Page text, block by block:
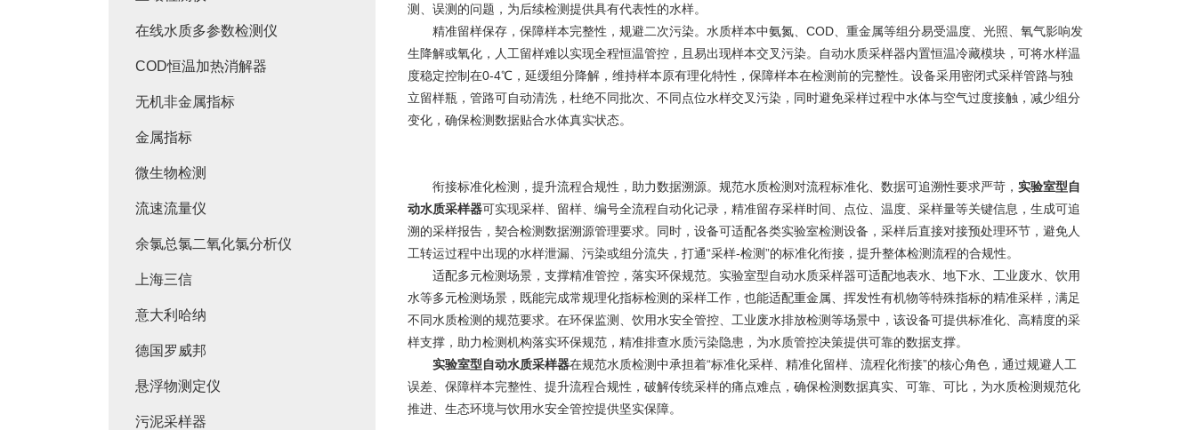
测、误测的问题，为后续检测提供具有代表性的水样。
精准留样保存，保障样本完整性，规避二次污染。水质样本中氨氮、COD、重金属等组分易受温度、光照、氧气影响发
生降解或氧化，人工留样难以实现全程恒温管控，且易出现样本交叉污染。自动水质采样器内置恒温冷藏模块，可将水样温
度稳定控制在0-4℃，延缓组分降解，维持样本原有理化特性，保障样本在检测前的完整性。设备采用密闭式采样管路与独
立留样瓶，管路可自动清洗，杜绝不同批次、不同点位水样交叉污染，同时避免采样过程中水体与空气过度接触，减少组分
变化，确保检测数据贴合水体真实状态。
衔接标准化检测，提升流程合规性，助力数据溯源。规范水质检测对流程标准化、数据可追溯性要求严苛， 实验室型自
动水质采样器可实现采样、留样、编号全流程自动化记录，精准留存采样时间、点位、温度、采样量等关键信息，生成可追
溯的采样报告，契合检测数据溯源管理要求。同时，设备可适配各类实验室检测设备，采样后直接对接预处理环节，避免人
工转运过程中出现的水样泄漏、污染或组分流失，打通“采样-检测”的标准化衔接，提升整体检测流程的合规性。
适配多元检测场景，支撑精准管控，落实环保规范。实验室型自动水质采样器可适配地表水、地下水、工业废水、饮用
水等多元检测场景，既能完成常规理化指标检测的采样工作，也能适配重金属、挥发性有机物等特殊指标的精准采样，满足
不同水质检测的规范要求。在环保监测、饮用水安全管控、工业废水排放检测等场景中，该设备可提供标准化、高精度的采
样支撑，助力检测机构落实环保规范，精准排查水质污染隐患，为水质管控决策提供可靠的数据支撑。
实验室型自动水质采样器在规范水质检测中承担着“标准化采样、精准化留样、流程化衔接”的核心角色，通过规避人工
误差、保障样本完整性、提升流程合规性，破解传统采样的痛点难点，确保检测数据真实、可靠、可比，为水质检测规范化
推进、生态环境与饮用水安全管控提供坚实保障。
在线水质多参数检测仪
COD恒温加热消解器
无机非金属指标
金属指标
微生物检测
流速流量仪
余氯总氯二氧化氯分析仪
上海三信
意大利哈纳
德国罗威邦
悬浮物测定仪
污泥采样器